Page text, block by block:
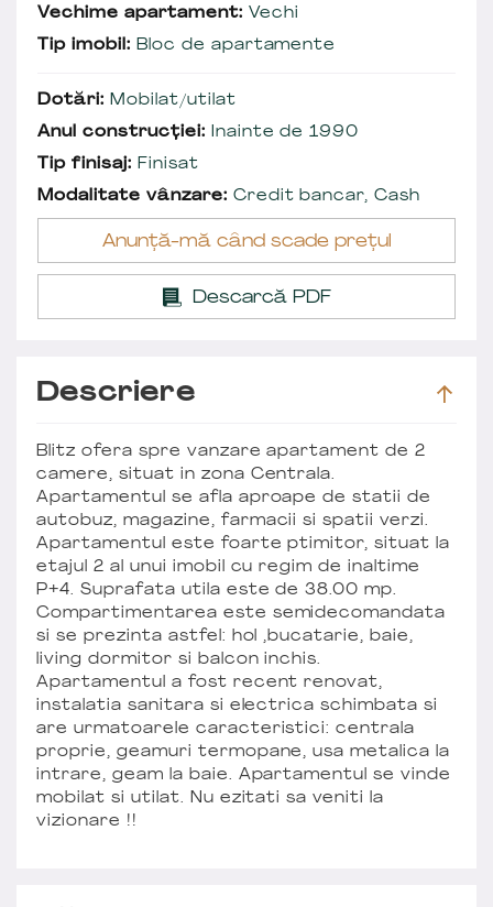
Vechime apartament: Vechi
Tip imobil: Bloc de apartamente
Dotări: Mobilat/utilat
Anul construcției: Inainte de 1990
Tip finisaj: Finisat
Modalitate vânzare: Credit bancar, Cash
Anunță-mă când scade prețul
Descarcă PDF
Descriere
Blitz ofera spre vanzare apartament de 2
camere, situat in zona Centrala.
Apartamentul se afla aproape de statii de
autobuz, magazine, farmacii si spatii verzi.
Apartamentul este foarte ptimitor, situat la
etajul 2 al unui imobil cu regim de inaltime
P+4. Suprafata utila este de 38.00 mp.
Compartimentarea este semidecomandata
si se prezinta astfel: hol ,bucatarie, baie,
living dormitor si balcon inchis.
Apartamentul a fost recent renovat,
instalatia sanitara si electrica schimbata si
are urmatoarele caracteristici: centrala
proprie, geamuri termopane, usa metalica la
intrare, geam la baie. Apartamentul se vinde
mobilat si utilat. Nu ezitati sa veniti la
vizionare !!